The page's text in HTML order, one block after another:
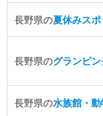
長野県の夏休みスポ
長野県のグランピ
長野県の水族館・